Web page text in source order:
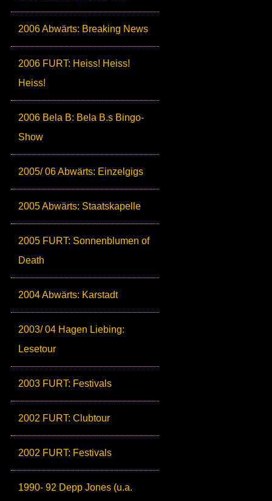
2006 Abwärts: Breaking News
2006 FURT: Heiss! Heiss!
Heiss!
2006 Bela B: Bela B.s Bingo-
Show
2005/ 06 Abwärts: Einzelgigs
2005 Abwärts: Staatskapelle
2005 FURT: Sonnenblumen of
Death
2004 Abwärts: Karstadt
2003/ 04 Hagen Liebing:
Lesetour
2003 FURT: Festivals
2002 FURT: Clubtour
2002 FURT: Festivals
1990- 92 Depp Jones (u.a.